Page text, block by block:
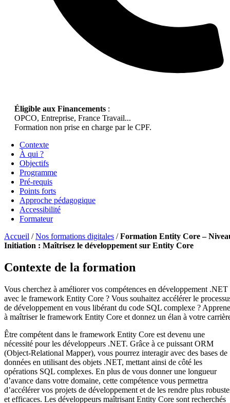
Éligible aux Financements :
OPCO, Entreprise, France Travail...
Formation non prise en charge par le CPF.
Contexte
À qui ?
Objectifs
Programme
Pré-requis
Points forts
Approche pédagogique
Accessibilité
Formateur
Accueil /Nos formations digitales /Formation Entity Core –
Initiation : Maîtrisez le développement sur Entity Core
Contexte de la formation
Vous cherchez à améliorer vos compétences en développement .NET
avec le framework Entity Core ? Vous souhaitez accélérer le
de développement en vous libérant du code SQL complexe ?
à maîtriser le framework Entity Core et donnez un élan à votre
Être compétent dans le framework Entity Core est devenu une
nécessité pour les développeurs .NET. Grâce à ce puissant ORM
(Object-Relational Mapper), vous pourrez interagir avec des bases de
données en utilisant des objets .NET, mettant ainsi de côté les
opérations SQL complexes. En plus de vous donner une longueur
d’avance dans votre domaine, cette compétence vous permettra
d’accélérer vos projets de développement et de les rendre plus
et efficaces. Les développeurs maîtrisant Entity Core sont recherchés